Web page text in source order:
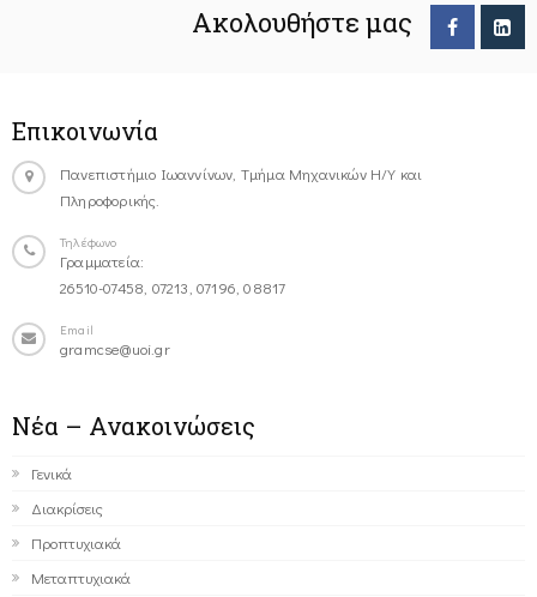
Ακολουθήστε μας
Επικοινωνία
Πανεπιστήμιο Ιωαννίνων, Τμήμα Μηχανικών Η/Υ και
Πληροφορικής.
Τηλέφωνο
Γραμματεία:
26510-07458, 07213, 07196, 08817
Email
gramcse@uoi.gr
Νέα – Ανακοινώσεις
Γενικά
Διακρίσεις
Προπτυχιακά
Μεταπτυχιακά